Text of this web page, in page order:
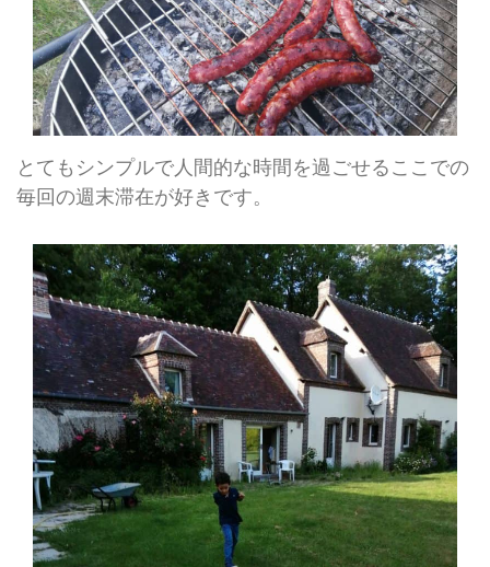
とてもシンプルで人間的な時間を過ごせるここでの
毎回の週末滞在が好きです。